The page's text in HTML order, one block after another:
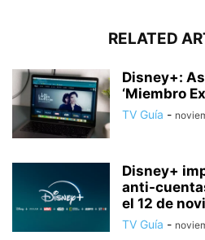
RELATED
Disney+:
‘Miembro
TV Guía -
Disney+
anti-
el 12 de
TV Guía -